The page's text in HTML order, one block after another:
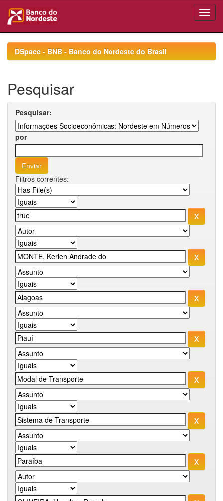
navigationDSpace - BNB - Banco do Nordeste do Brasil
Pesquisar
Pesquisar:
por
Filtros correntes: